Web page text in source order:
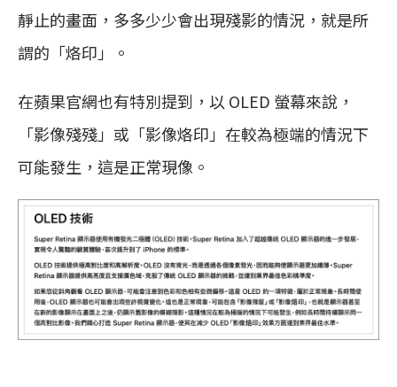
靜止的畫面，多多少少會出現殘影的情況，就是所
謂的「烙印」。
在蘋果官網也有特別提到，以 OLED 螢幕來說，
「影像殘殘」或「影像烙印」在較為極端的情況下
可能發生，這是正常現像。